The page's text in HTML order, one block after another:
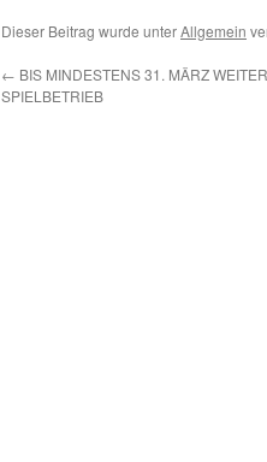
Dieser Beitrag wurde unterAllgemein
← BIS MINDESTENS 31. MÄRZ
SPIELBETRIEB